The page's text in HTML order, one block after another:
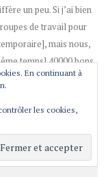
un peu. Si j’ai bien
de travail pour
mais nous,
temps] 40000 bons
les bagnoles en
En continuant à
les cookies,